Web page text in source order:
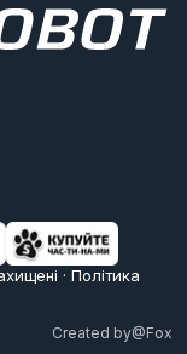
· Політика
Created by@Fox